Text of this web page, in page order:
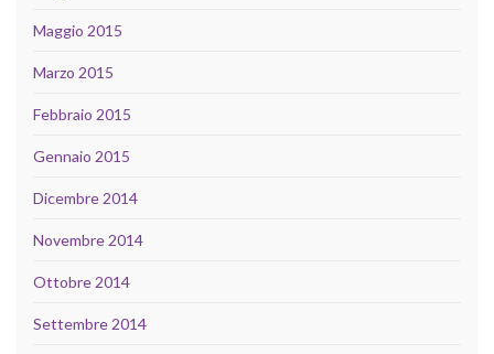
Maggio 2015
Marzo 2015
Febbraio 2015
Gennaio 2015
Dicembre 2014
Novembre 2014
Ottobre 2014
Settembre 2014